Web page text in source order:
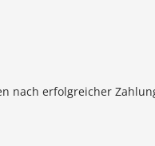
nach erfolgreicher